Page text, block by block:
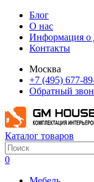
Блог
О нас
Информация о
Контакты
Москва
+7 (495) 677-
Обратный
Каталог товаров
0